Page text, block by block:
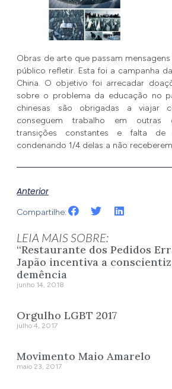
Obras de arte que passam
público refletir. Esta foi a campanha da
China. O objetivo foi arrecadar
sobre o problema da educação no
chinesas são obrigadas a viajar
conseguem trabalho em outras
transições constantes e falta de
condenando 1/4 delas a não
Anterior
Compartilhe:
LEIA MAIS SOBRE:
“Restaurante dos Pedidos
Japão incentiva a
demência
junho 14, 2018
Orgulho LGBT 2017
julho 4, 2017
Movimento Maio Amarelo
maio 23, 2017